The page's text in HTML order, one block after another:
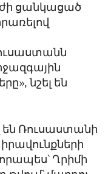
ցանկացած
նշել են
Ռուսաստանի
Ղրիմի